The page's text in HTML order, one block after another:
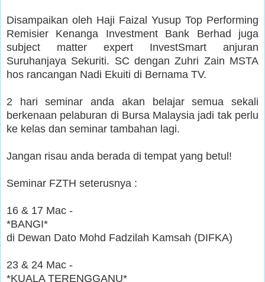
Disampaikan oleh Haji Faizal Yusup Top Performing
Remisier Kenanga Investment Bank Berhad juga
subject matter expert InvestSmart anjuran
Suruhanjaya Sekuriti. SC dengan Zuhri Zain MSTA
hos rancangan Nadi Ekuiti di Bernama TV.
2 hari seminar anda akan belajar semua sekali
berkenaan pelaburan di Bursa Malaysia jadi tak perlu
ke kelas dan seminar tambahan lagi.
Jangan risau anda berada di tempat yang betul!
Seminar FZTH seterusnya :
16 & 17 Mac -
*BANGI*
di Dewan Dato Mohd Fadzilah Kamsah (DIFKA)
23 & 24 Mac -
*KUALA TERENGGANU*